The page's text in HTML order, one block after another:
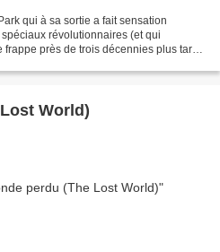
qui à sa sortie a fait sensation
révolutionnaires (et qui
près de trois décennies plus tard)
World)